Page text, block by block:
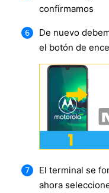
confirmamos
De nuevo
el botón de
El terminal se
ahora